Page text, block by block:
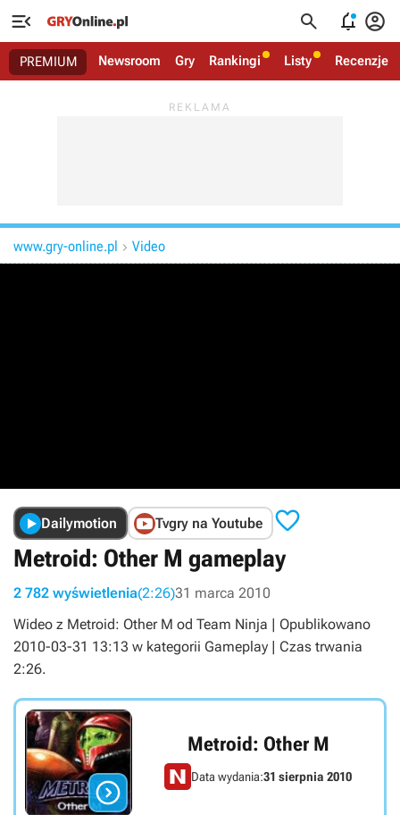
   
PREMIUM Newsroom Gry Rankingi Listy Recenzje
www.gry-online.pl  Video
Dailymotion Tvgry na Youtube 
Metroid: Other M gameplay
2 782 wyświetlenia(2:26)31 marca 2010
Wideo z Metroid: Other M od Team Ninja | Opublikowano
2010-03-31 13:13 w kategorii Gameplay | Czas trwania
2:26.

Metroid: Other M
Data wydania:31 sierpnia 2010